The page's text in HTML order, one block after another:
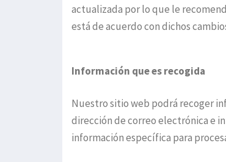
actualizada por lo que le
está de acuerdo con dichos
Información que es recogida
Nuestro sitio web podrá recoger
dirección de correo electrónica e
información específica para